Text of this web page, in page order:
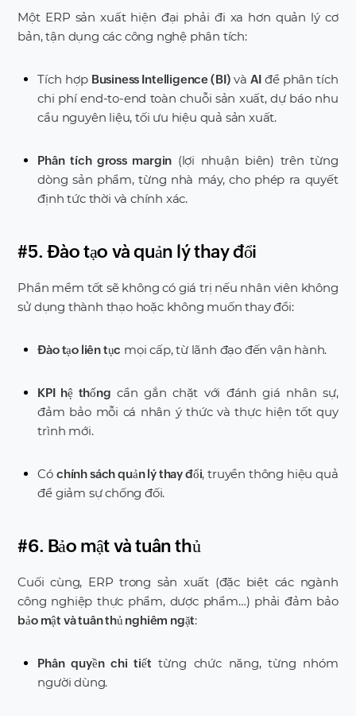
Một ERP sản xuất hiện đại phải đi xa hơn quản lý cơ
bản, tận dụng các công nghệ phân tích:
Tích hợp Business Intelligence (BI)và AIđể phân tích
chi phí end-to-end toàn chuỗi sản xuất, dự báo nhu
cầu nguyên liệu, tối ưu hiệu quả sản xuất.
Phân tích gross margin (lợi nhuận biên) trên từng
dòng sản phẩm, từng nhà máy, cho phép ra quyết
định tức thời và chính xác.
#5. Đào tạo và quản lý thay đổi
Phần mềm tốt sẽ không có giá trị nếu nhân viên không
sử dụng thành thạo hoặc không muốn thay đổi:
Đào tạo liên tục mọi cấp, từ lãnh đạo đến vận hành.
KPI hệ thống cần gắn chặt với đánh giá nhân sự,
đảm bảo mỗi cá nhân ý thức và thực hiện tốt quy
trình mới.
Có chính sách quản lý thay đổi, truyền thông hiệu quả
để giảm sự chống đối.
#6. Bảo mật và tuân thủ
Cuối cùng, ERP trong sản xuất (đặc biệt các ngành
công nghiệp thực phẩm, dược phẩm…) phải đảm bảo
bảo mật và tuân thủ nghiêm ngặt:
Phân quyền chi tiết từng chức năng, từng nhóm
người dùng.